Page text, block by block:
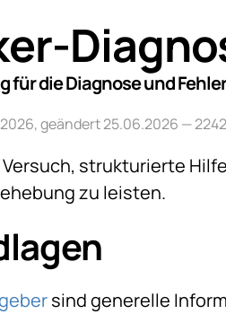
für die Diagnose und
geändert 25.06.2026 —
strukturierte
zu leisten.
sind generelle